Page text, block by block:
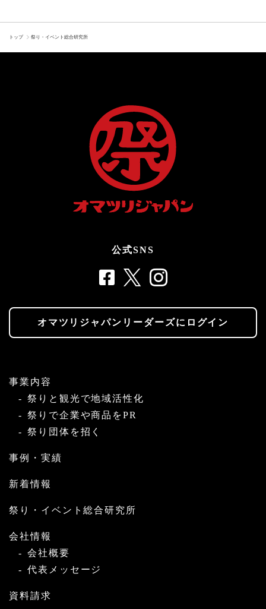
トップ 祭り・イベント総合研究所
公式SNS
オマツリジャパンリーダーズにログイン
事業内容
祭りと観光で地域活性化
祭りで企業や商品をPR
祭り団体を招く
事例・実績
新着情報
祭り・イベント総合研究所
会社情報
会社概要
代表メッセージ
資料請求